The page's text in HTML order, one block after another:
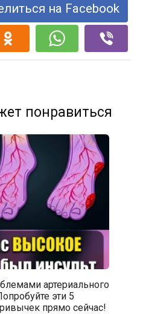
на Facebook
понравиться
артериального
эти 5
прямо сейчас!